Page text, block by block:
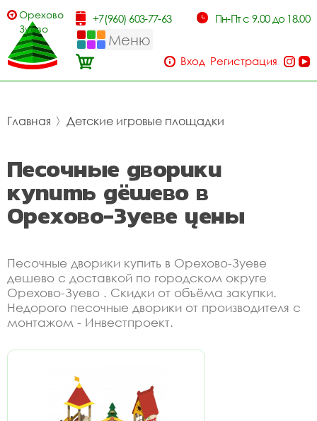
Орехово-
Зуево
+7(960) 603-77-63 Пн-Пт с 9.00 до 18.00
Меню
Вход Регистрация
Главная 〉 Детские игровые площадки
Песочные дворики
купить дёшево в
Орехово-Зуеве цены
Песочные дворики купить в Орехово-Зуеве
дешево с доставкой по городском округе
Орехово-Зуево . Скидки от объёма закупки.
Недорого песочные дворики от производителя с
монтажом - Инвестпроект.